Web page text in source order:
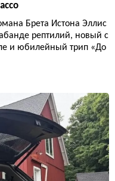
Брета Истона Эллис
рептилий, новый с
и юбилейный трип «До